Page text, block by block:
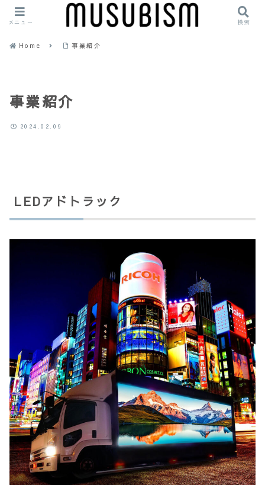
Home 事業紹介
事業紹介
2024.02.09
LEDアドトラック
メニュー 検索